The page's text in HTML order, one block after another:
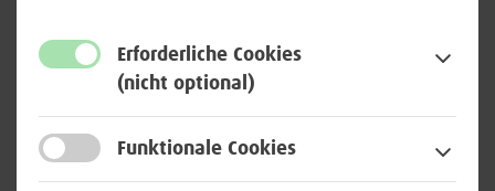
Erforderliche Cookies
(nicht optional)
Funktionale Cookies
persönlichper Video.